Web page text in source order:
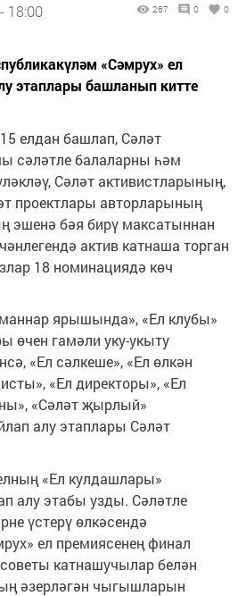
18:00 267 0 0
«Сәмрух» ел
этаплары башланып китте
елдан башлап, Сәләт
сәләтле балаларны һәм
Сәләт активистларының,
проектлары авторларының
эшенә бәя бирү максатыннан
актив катнаша торган
18 номинациядә көч
ярышында», «Ел клубы»
өчен гамәли уку-укыту
«Ел сәлкеше», «Ел өлкән
«Ел директоры», «Ел
«Сәләт җырлый»
алу этаплары Сәләт
«Ел кулдашлары»
алу этабы узды. Сәләтле
үстерү өлкәсендә
ел премиясенең финал
катнашучылар белән
әзерләгән чыгышларын